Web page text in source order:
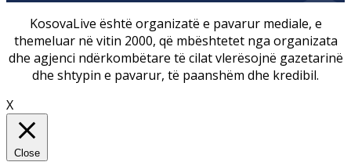
KosovaLive është organizatë e pavarur mediale, e
themeluar në vitin 2000, që mbështetet nga organizata
dhe agjenci ndërkombëtare të cilat vlerësojnë gazetarinë
dhe shtypin e pavarur, të paanshëm dhe kredibil.
X
Close